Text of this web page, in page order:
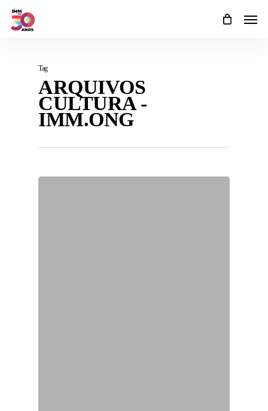
Skip
main
Tag
ARQUIVOS
CULTURA -
IMM.ONG